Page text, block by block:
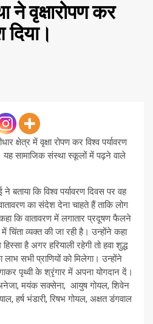
ने वृक्षारोपण कर
क्षेत्र में वृक्षा रोपण कर विश्व पर्यावरण
यह सामाजिक संस्था स्कूलों में पढ़ने वाले
बताया कि विश्व पर्यावरण दिवस पर वह
का संदेश देना चाहते हैं ताकि लोग
कि वातावरण में लगातार प्रदूषण फैलने
चिंता व्यक्त की जा रही है। उन्होंने कहा
है अगर हरियाली रहेगी तो हवा शुद्ध
लाभ सभी प्राणियों को मिलेगा। उन्होंने
पृथ्वी के श्रृंगार में अपना योगदान दें।
अनेजा, मयंक सक्सेना, आयुष गोयल, शिवेन
हर्ष भंडारी, रिषभ गोयल, अक्षत डंगवाल